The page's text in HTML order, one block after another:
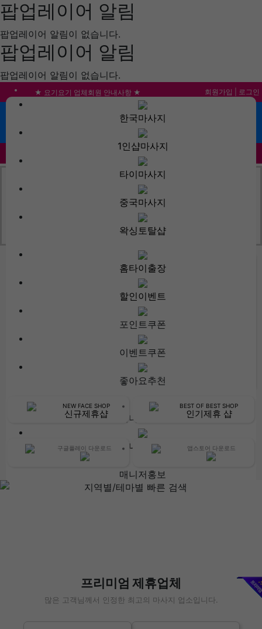
팝업레이어 알림
팝업레이어 알림이 없습니다.
팝업레이어 알림
팝업레이어 알림이 없습니다.
합법적이고 건전한 업체와 광고를 제휴합니다.
★ 요기요기 업체회원 안내사항 ★
회원가입 로그인
메뉴
회원게시판 제휴안내
지역별업소
한국마사지
1인샵마사지
타이마사지
중국마사지
왁싱토탈샵
홈타이출장
할인이벤트
포인트쿠폰
이벤트쿠폰
좋아요추천
매니저추천
매니저출근
매니저홍보
NEW FACE SHOP
신규제휴샵
BEST OF BEST SHOP
인기제휴 샵
구글플레이 다운로드 앱스토어 다운로드
프리미엄 제휴업체
많은 고객님께서 인정한 최고의 마사지 업소입니다.